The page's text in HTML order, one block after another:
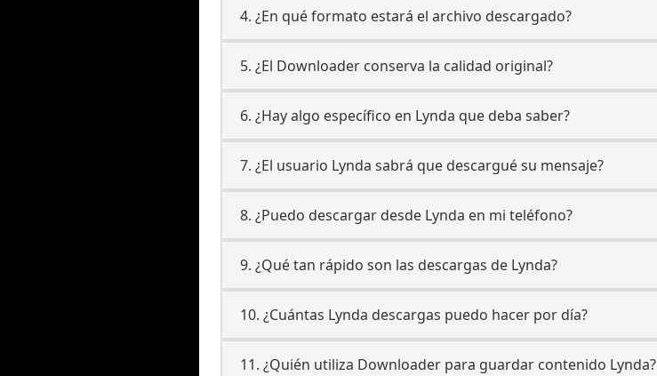
4. ¿En qué formato estará el archivo descargado?
5. ¿El Downloader conserva la calidad original?
6. ¿Hay algo específico en Lynda que deba saber?
7. ¿El usuario Lynda sabrá que descargué su mensaje?
8. ¿Puedo descargar desde Lynda en mi teléfono?
9. ¿Qué tan rápido son las descargas de Lynda?
10. ¿Cuántas Lynda descargas puedo hacer por día?
11. ¿Quién utiliza Downloader para guardar contenido Lynda?